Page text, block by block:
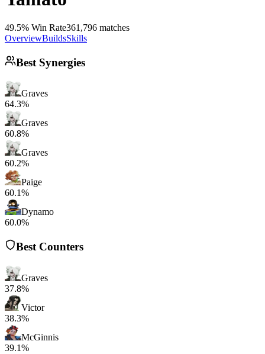
49.5% Win Rate361,796 matches
OverviewBuildsSkills
Best Synergies
Graves
64.3%
Graves
60.8%
Graves
60.2%
Paige
60.1%
Dynamo
60.0%
Best Counters
Graves
37.8%
Victor
38.3%
McGinnis
39.1%